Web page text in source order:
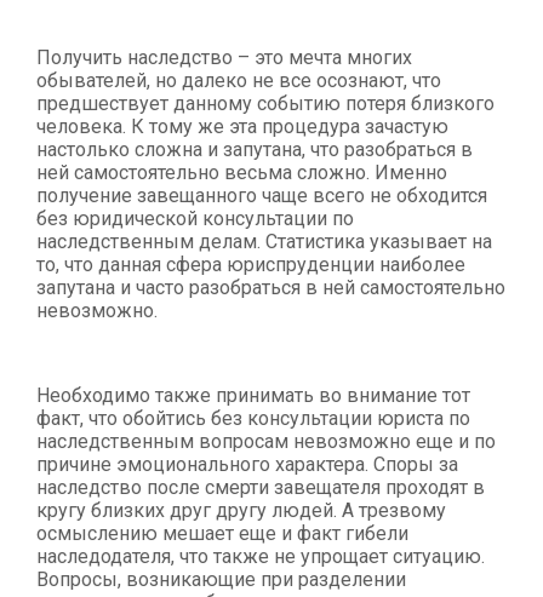
Получить наследство – это мечта многих
обывателей, но далеко не все осознают, что
предшествует данному событию потеря близкого
человека. К тому же эта процедура зачастую
настолько сложна и запутана, что разобраться в
ней самостоятельно весьма сложно. Именно
получение завещанного чаще всего не обходится
без юридической консультации по
наследственным делам. Статистика указывает на
то, что данная сфера юриспруденции наиболее
запутана и часто разобраться в ней самостоятельно
невозможно.
Необходимо также принимать во внимание тот
факт, что обойтись без консультации юриста по
наследственным вопросам невозможно еще и по
причине эмоционального характера. Споры за
наследство после смерти завещателя проходят в
кругу близких друг другу людей. А трезвому
осмыслению мешает еще и факт гибели
наследодателя, что также не упрощает ситуацию.
Вопросы, возникающие при разделении